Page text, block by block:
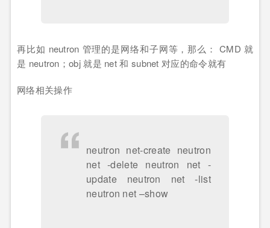
再比如 neutron 管理的是网络和子网等，那么： CMD 就
是 neutron；obj 就是 net 和 subnet 对应的命令就有
网络相关操作
neutron net-create neutron
net -delete neutron net -
update neutron net -list
neutron net –show